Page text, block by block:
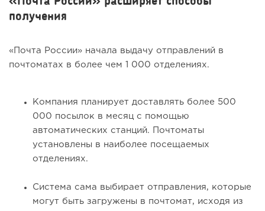
получения
«Почта России» начала выдачу отправлений в
почтоматах в более чем 1 000 отделениях.
Компания планирует доставлять более 500
000 посылок в месяц с помощью
автоматических станций. Почтоматы
установлены в наиболее посещаемых
отделениях.
Система сама выбирает отправления, которые
могут быть загружены в почтомат, исходя из